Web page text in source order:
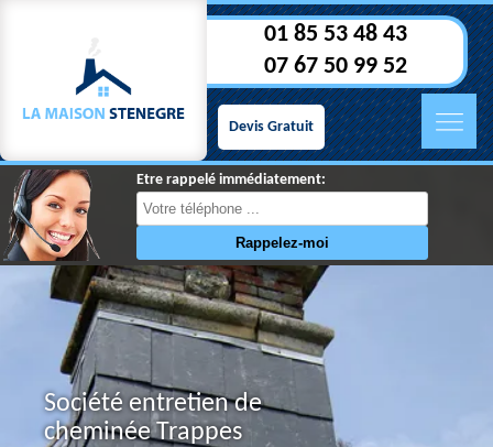
01 85 53 48 43
07 67 50 99 52
Devis Gratuit
Etre rappelé immédiatement:
Société entretien de
cheminée Trappes